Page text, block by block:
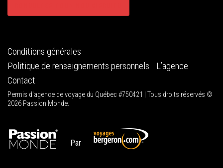
Conditions générales
Politique de renseignements personnels
L’agence
Contact
Permis d'agence de voyage du Québec #750421 | Tous droits réservés ©
2026 Passion Monde.
Par